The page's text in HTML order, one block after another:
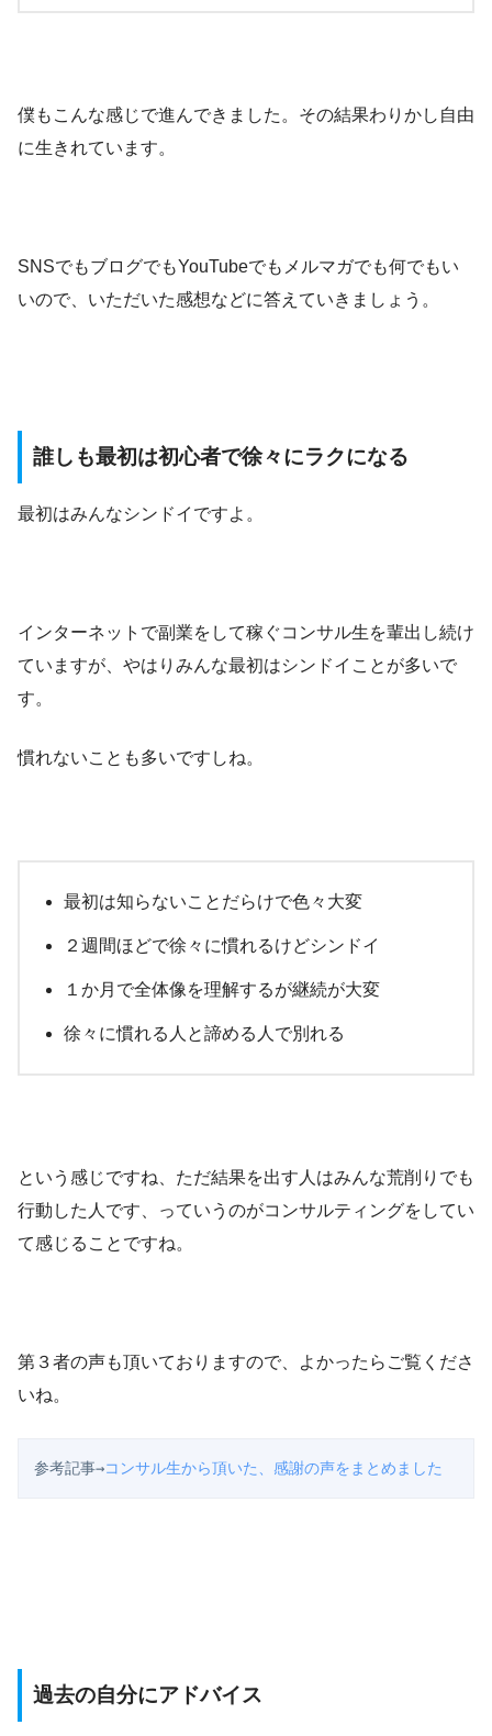
僕もこんな感じで進んできました。その結果わりかし自由
に生きれています。
SNSでもブログでもYouTubeでもメルマガでも何でもい
いので、いただいた感想などに答えていきましょう。
誰しも最初は初心者で徐々にラクになる
最初はみんなシンドイですよ。
インターネットで副業をして稼ぐコンサル生を輩出し続け
ていますが、やはりみんな最初はシンドイことが多いで
す。
慣れないことも多いですしね。
最初は知らないことだらけで色々大変
２週間ほどで徐々に慣れるけどシンドイ
１か月で全体像を理解するが継続が大変
徐々に慣れる人と諦める人で別れる
という感じですね、ただ結果を出す人はみんな荒削りでも
行動した人です、っていうのがコンサルティングをしてい
て感じることですね。
第３者の声も頂いておりますので、よかったらご覧くださ
いね。
参考記事→コンサル生から頂いた、感謝の声をまとめました
過去の自分にアドバイス